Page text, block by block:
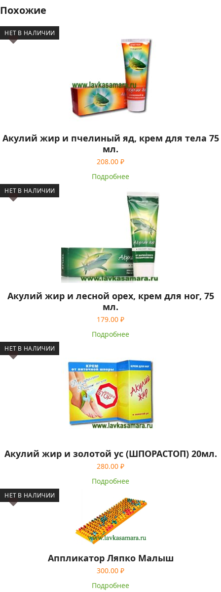
Похожие
НЕТ В НАЛИЧИИ
Акулий жир и пчелиный яд, крем для тела 75
мл.
208.00 ₽
Подробнее
НЕТ В НАЛИЧИИ
Акулий жир и лесной орех, крем для ног, 75
мл.
179.00 ₽
Подробнее
НЕТ В НАЛИЧИИ
Акулий жир и золотой ус (ШПОРАСТОП) 20мл.
280.00 ₽
Подробнее
НЕТ В НАЛИЧИИ
Аппликатор Ляпко Малыш
300.00 ₽
Подробнее